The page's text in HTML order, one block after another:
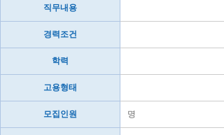
직무내용
경력조건
학력
고용형태
모집인원 명